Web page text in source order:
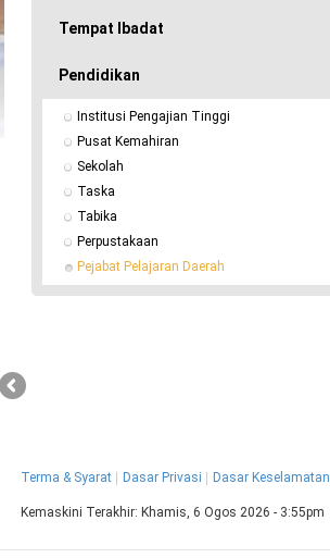
Tempat Ibadat
Pendidikan
Institusi Pengajian Tinggi
Pusat Kemahiran
Sekolah
Taska
Tabika
Perpustakaan
Pejabat Pelajaran Daerah
Terma & Syarat Dasar Privasi Dasar Keselamatan
Kemaskini Terakhir: Khamis, 6 Ogos 2026 - 3:55pm